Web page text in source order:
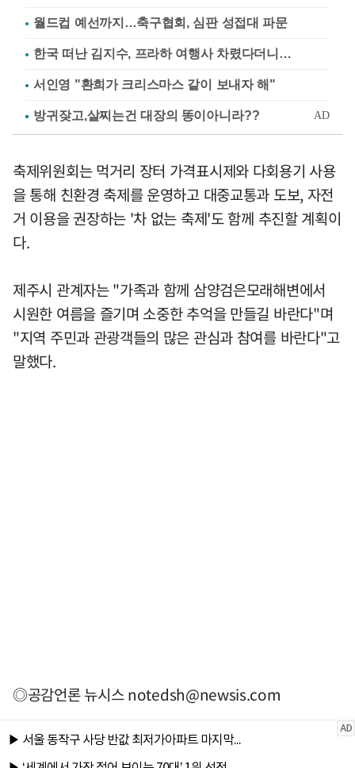
월드컵 예선까지…축구협회, 심판 성접대 파문
한국 떠난 김지수, 프라하 여행사 차렸다더니…
서인영 "환희가 크리스마스 같이 보내자 해"
축제위원회는 먹거리 장터 가격표시제와 다회용기 사용
을 통해 친환경 축제를 운영하고 대중교통과 도보, 자전
거 이용을 권장하는 '차 없는 축제'도 함께 추진할 계획이
다.
제주시 관계자는 "가족과 함께 삼양검은모래해변에서
시원한 여름을 즐기며 소중한 추억을 만들길 바란다"며
"지역 주민과 관광객들의 많은 관심과 참여를 바란다"고
말했다.
◎공감언론 뉴시스notedsh@newsis.com